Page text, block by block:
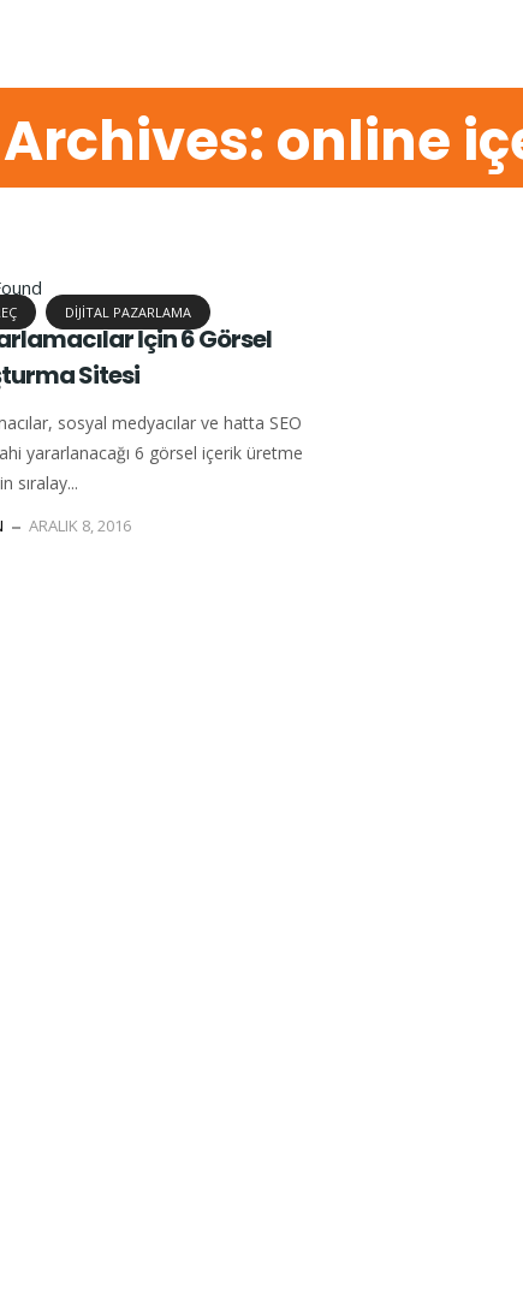
online
DIJITAL PAZARLAMA
İçin 6 Görsel
Sitesi
sosyal medyacılar ve hatta SEO
yararlanacağı 6 görsel içerik üretme
sıralay...
ARALIK 8, 2016